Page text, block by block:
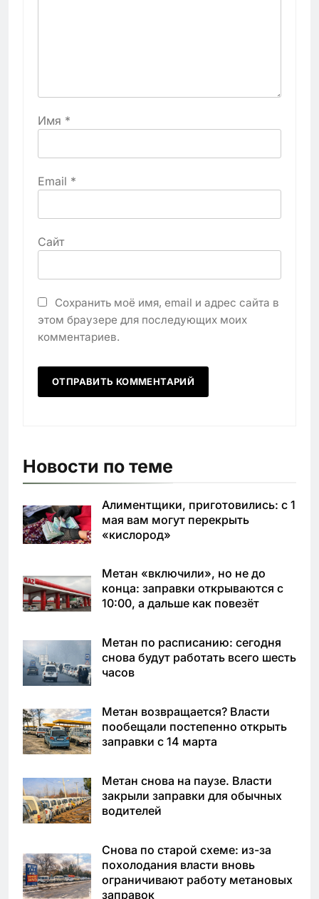
Имя *
Email *
Сайт
Сохранить моё имя, email и адрес сайта в
этом браузере для последующих моих
комментариев.
Новости по теме
Алиментщики, приготовились: с 1
мая вам могут перекрыть
«кислород»
Метан «включили», но не до
конца: заправки открываются с
10:00, а дальше как повезёт
Метан по расписанию: сегодня
снова будут работать всего шесть
часов
Метан возвращается? Власти
пообещали постепенно открыть
заправки с 14 марта
Метан снова на паузе. Власти
закрыли заправки для обычных
водителей
Снова по старой схеме: из-за
похолодания власти вновь
ограничивают работу метановых
заправок